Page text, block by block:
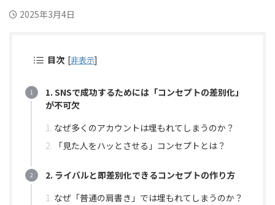
2025年3月4日
目次 [非表示]
1. SNSで成功するためには「コンセプトの差別化」
が不可欠
なぜ多くのアカウントは埋もれてしまうのか？
「見た人をハッとさせる」コンセプトとは？
2. ライバルと即差別化できるコンセプトの作り方
なぜ「普通の肩書き」では埋もれてしまうのか？